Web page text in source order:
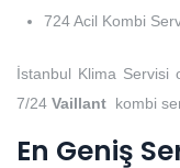
724 Acil Kombi
İstanbul Klima Servisi
7/24 Vaillant kombi
En Geniş